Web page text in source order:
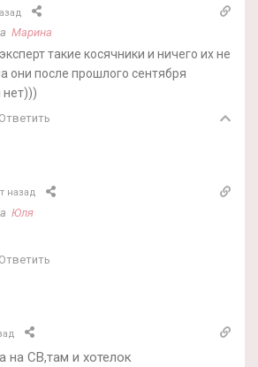
Марина
такие косячники и ничего их не
они после прошлого сентября
нет)))
Ответить
назад
Юля
Ответить
на CB,там и хотелок